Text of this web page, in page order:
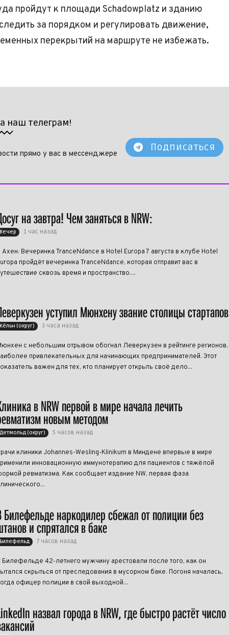
пройдут к площади Schadowplatz и зданию
за порядком и регулировать движение,
перекрытий на маршруте не избежать.
наш телеграм!
прямо у вас в мессенджере
Подписаться
на завтра! Чем заняться в NRW:
Вечер 1 час назад
Ахен: Вечеринка TranceNdance в Hotel Europa 7 августа в клубе Hotel
пройдёт вечеринка TranceNdance, которая отправит вас в
сквозь время и пространство....
уступил Мюнхену звание столицы стартапов
Кёльн (округ) 3 часа назад
с небольшим отрывом обогнал Леверкузен в рейтинге регионов,
привлекательных для начинающих предпринимателей. Этот
важен для тех, кто планирует открыть своё дело...
в NRW первой в мире начала лечить
новым методом
Детмольд (округ) 5 часов назад
клиники Johannes-Wesling-Klinikum в Миндене впервые в мире
инновационную иммунотерапию для пациентов с тяжёлой
ревматизма. Как сообщает издание NW, первая фаза
Билефельде наркодилер сбежал от полиции без
и спрятался в баке
Билефельд 7 часов назад
Билефельде 42-летнего мужчину арестовали после того, как он
скрыться от преследования в мусорном баке. Погоня началась,
офицер полиции в свой выходной...
назвал города в NRW, где быстро растёт число